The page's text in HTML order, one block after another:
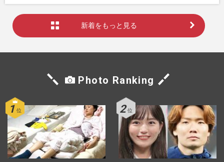
新着をもっと見る
Photo Ranking